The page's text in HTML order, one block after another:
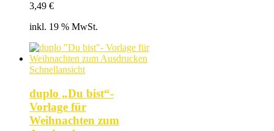
3,49 €
inkl. 19 % MwSt.
Schnellansicht
duplo „Du bist“-
Vorlage für
Weihnachten zum